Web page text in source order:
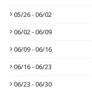
05/26 - 06/02
06/02 - 06/09
06/09 - 06/16
06/16 - 06/23
06/23 - 06/30